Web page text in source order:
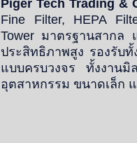
Piger Tech Trading &
Fine Filter, HEPA
Tower มาตรฐานสากล
ประสิทธิภาพสูง รองรับ
แบบครบวงจร ทั้งงานมิ
อุตสาหกรรม ขนาดเล็ก